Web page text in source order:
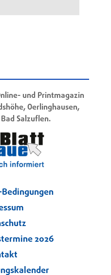
und Printmagazin
Oerlinghausen,
Salzuflen.
2026